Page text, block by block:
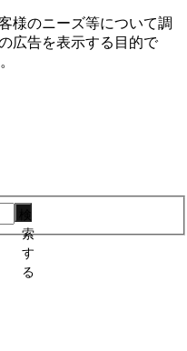
様のニーズ等について調
広告を表⽰する⽬的で
索
す
る